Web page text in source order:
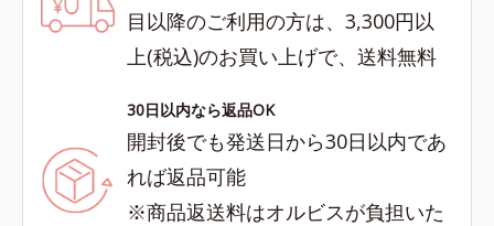
目以降のご利用の方は、3,300円以
上(税込)のお買い上げで、送料無料
30日以内なら返品OK
開封後でも発送日から30日以内であ
れば返品可能
※商品返送料はオルビスが負担いた